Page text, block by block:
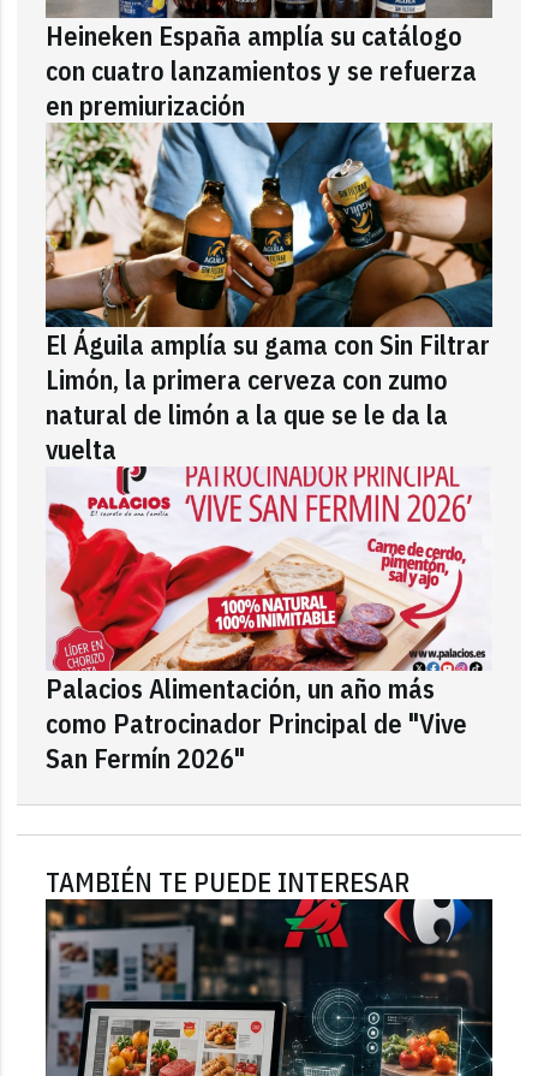
Heineken España amplía su catálogo
con cuatro lanzamientos y se refuerza
en premiurización
El Águila amplía su gama con Sin Filtrar
Limón, la primera cerveza con zumo
natural de limón a la que se le da la
vuelta
Palacios Alimentación, un año más
como Patrocinador Principal de "Vive
San Fermín 2026"
TAMBIÉN TE PUEDE INTERESAR